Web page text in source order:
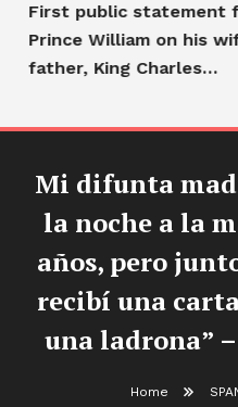
First public statement
Prince William on his
father, King Charles…
Mi difunta
la noche a la
años, pero
recibí una
una ladrona”
Home